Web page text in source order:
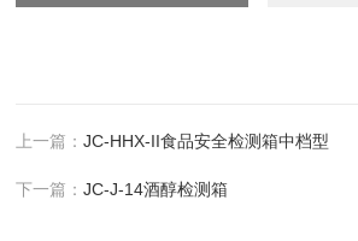
上一篇：JC-HHX-II食品安全检测箱中档型
下一篇：JC-J-14酒醇检测箱